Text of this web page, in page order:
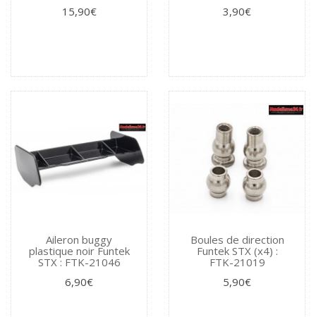
15,90€
3,90€
Aileron buggy
plastique noir Funtek
STX : FTK-21046
6,90€
Boules de direction
Funtek STX (x4) :
FTK-21019
5,90€